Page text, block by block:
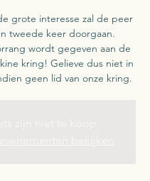
grote interesse zal de peer
tweede keer doorgaan.
wordt gegeven aan de
kring! Gelieve dus niet in
geen lid van onze kring.